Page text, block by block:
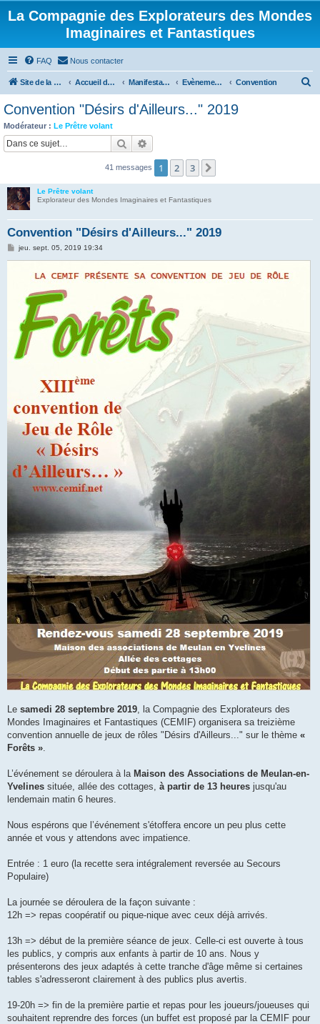
La Compagnie des Explorateurs des Mondes
Imaginaires et Fantastiques
FAQ Nous contacter
Site de la CEMIF Accueil du forum Manifestations Evènements Convention
c
e
Convention "Désirs d'Ailleurs..." 2019
Modérateur : Le Prêtre volant
Rechercher
41 messages 1 2 3
Le Prêtre volant
Explorateur des Mondes Imaginaires et Fantastiques
Convention "Désirs d'Ailleurs..." 2019
Mjeu. sept. 05, 2019 19:34
Le samedi 28 septembre 2019 , la Compagnie des Explorateurs des
Mondes Imaginaires et Fantastiques (CEMIF) organisera sa treizième
convention annuelle de jeux de rôles "Désirs d'Ailleurs..." sur le thème «
Forêts »
L’événement se déroulera à la Maison des Associations de Meulan-en-
Yvelines située, allée des cottages, à partir de 13 heures jusqu'au
lendemain matin 6 heures.
Nous espérons que l’événement s'étoffera encore un peu plus cette
année et vous y attendons avec impatience.
Entrée : 1 euro (la recette sera intégralement reversée au Secours
Populaire)
La journée se déroulera de la façon suivante :
12h => repas coopératif ou pique-nique avec ceux déjà arrivés.
13h => début de la première séance de jeux. Celle-ci est ouverte à tous
les publics, y compris aux enfants à partir de 10 ans. Nous y
présenterons des jeux adaptés à cette tranche d'âge même si certaines
tables s'adresseront clairement à des publics plus avertis.
19-20h => fin de la première partie et repas pour les joueurs/joueuses qui
souhaitent reprendre des forces (un buffet est proposé par la CEMIF pour